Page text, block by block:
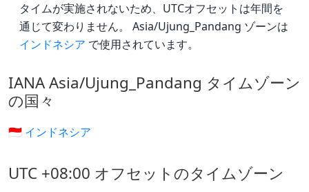
タイムが実施されないため、UTCオフセットは年間を
通じて変わりません。 Asia/Ujung_Pandang ゾーンは
インドネシア で使用されています。
IANA Asia/Ujung_Pandang タイムゾーン
の国々
🇮🇩 インドネシア
UTC +08:00 オフセットのタイムゾーン